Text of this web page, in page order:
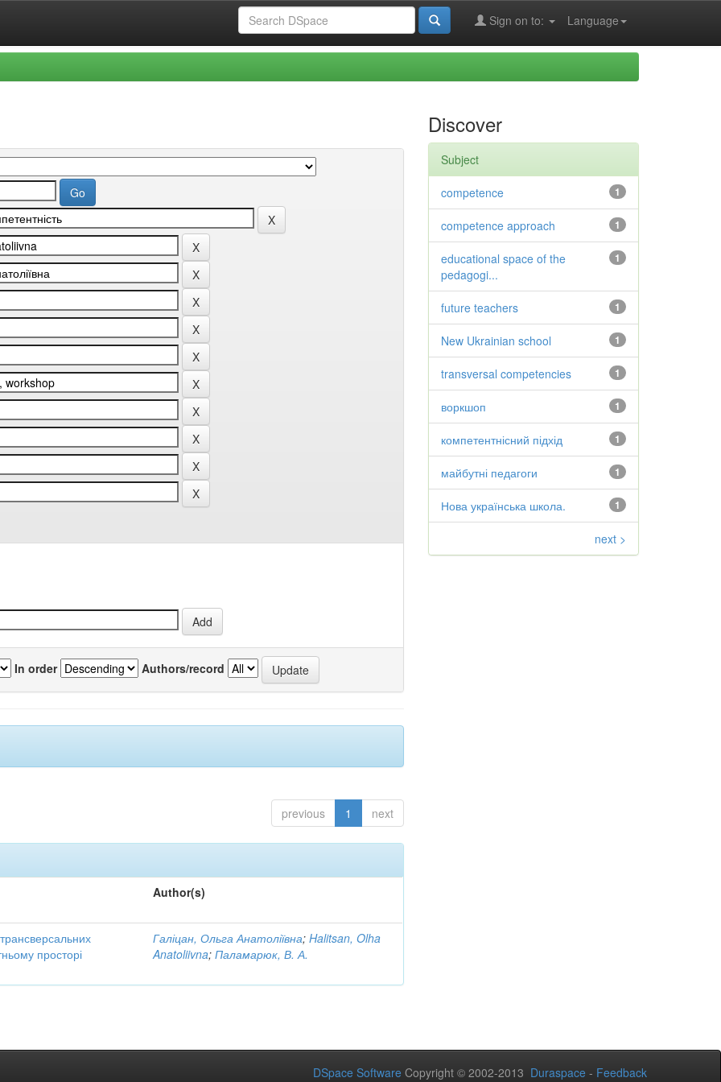
Language
Sign on to:
In order Authors/record
previous 1 next
Author(s)
просторі
Галіцан, Ольга Анатоліївна;Halitsan, Olha
Anatoliivna;Паламарюк, В. А.
Discover
Subject
1
competence
1
competence approach
1
educational space of the
pedagogi...
1
future teachers
1
New Ukrainian school
1
transversal competencies
1
воркшоп
1
компетентнісний підхід
1
майбутні педагоги
1
Нова українська школа.
next >
DSpace Software Copyright © 2002-2013 Duraspace - Feedback